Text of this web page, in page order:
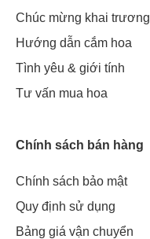
Chúc mừng khai trương
Hướng dẫn cắm hoa
Tình yêu & giới tính
Tư vấn mua hoa
Chính sách bán hàng
Chính sách bảo mật
Quy định sử dụng
Bảng giá vận chuyển